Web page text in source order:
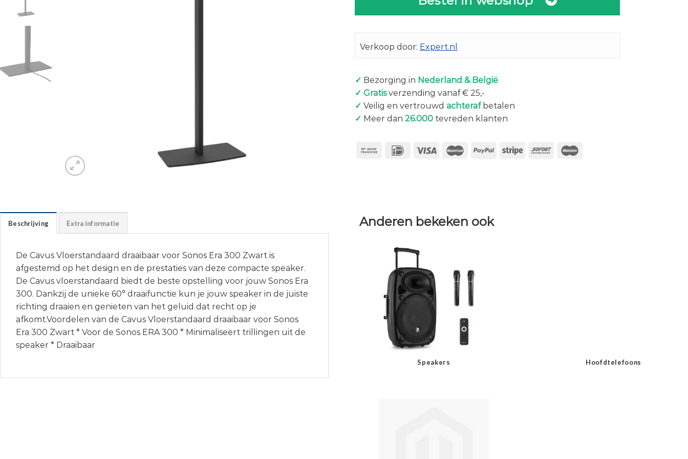
Verkoop door: Expert.nl
✓ Bezorging in Nederland & België
✓ Gratisverzending vanaf € 25,-
✓ Veilig en vertrouwd achterafbetalen
✓ Meer dan 26.000tevreden klanten
Beschrijving Extra informatie
De Cavus Vloerstandaard draaibaar voor Sonos Era 300 Zwart is
afgestemd op het design en de prestaties van deze compacte speaker.
De Cavus vloerstandaard biedt de beste opstelling voor jouw Sonos Era
300. Dankzij de unieke 60° draaifunctie kun je jouw speaker in de juiste
richting draaien en genieten van het geluid dat recht op je
afkomt.Voordelen van de Cavus Vloerstandaard draaibaar voor Sonos
Era 300 Zwart * Voor de Sonos ERA 300 * Minimaliseert trillingen uit de
speaker * Draaibaar
Anderen bekeken ook
Speakers Hoofdtelefoons